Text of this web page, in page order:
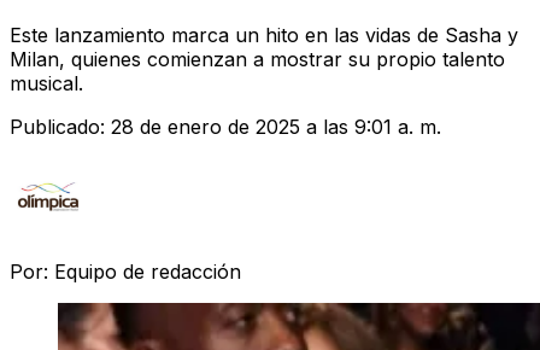
Este lanzamiento marca un hito en las vidas de Sasha y
Milan, quienes comienzan a mostrar su propio talento
musical.
Publicado: 28 de enero de 2025 a las 9:01 a. m.
Por: Equipo de redacción